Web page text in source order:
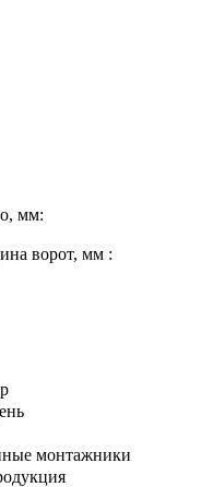
мм:
ворот, мм :
монтажники